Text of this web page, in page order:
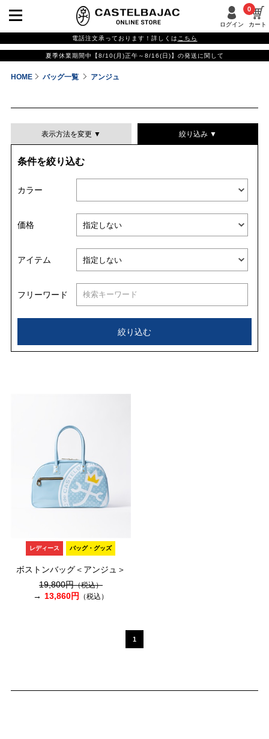
ログイン カート
0
電話注文承っております！詳しくは こちら
夏季休業期間中【8/10(月)正午～8/16(日)】の発送に関して
HOME バッグ一覧 アンジュ
表示方法を変更 ▼
並び替える
絞り込み ▼
条件を絞り込む
カラー
価格
アイテム
フリーワード
絞り込む
レディース バッグ・グッズ
ボストンバッグ＜アンジュ＞
19,800円（税込）
13,860円 （税込）
1